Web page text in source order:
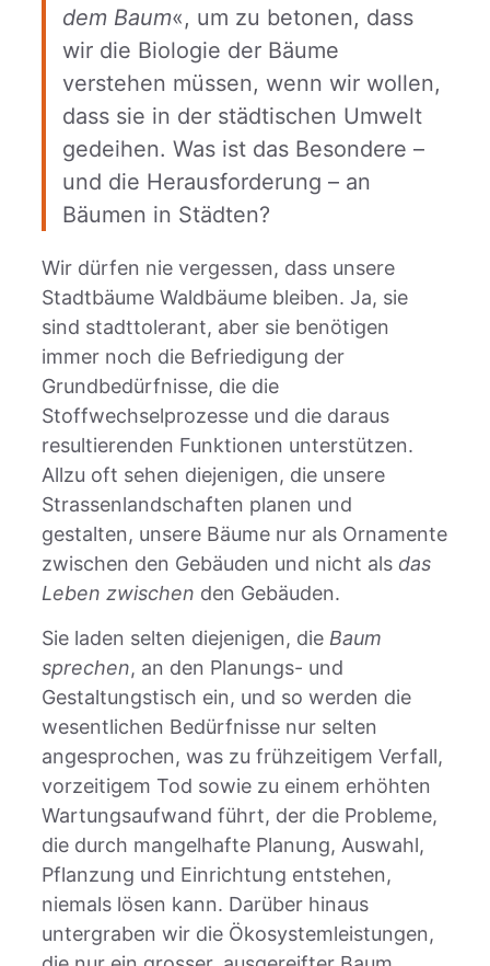
dem Baum«, um zu betonen, dass
wir die Biologie der Bäume
verstehen müssen, wenn wir wollen,
dass sie in der städtischen Umwelt
gedeihen. Was ist das Besondere –
und die Herausforderung – an
Bäumen in Städten?
Wir dürfen nie vergessen, dass unsere
Stadtbäume Waldbäume bleiben. Ja, sie
sind stadttolerant, aber sie benötigen
immer noch die Befriedigung der
Grundbedürfnisse, die die
Stoffwechselprozesse und die daraus
resultierenden Funktionen unterstützen.
Allzu oft sehen diejenigen, die unsere
Strassenlandschaften planen und
gestalten, unsere Bäume nur als Ornamente
zwischen den Gebäuden und nicht als das
Leben zwischen den Gebäuden.
Sie laden selten diejenigen, die Baum
sprechen, an den Planungs- und
Gestaltungstisch ein, und so werden die
wesentlichen Bedürfnisse nur selten
angesprochen, was zu frühzeitigem Verfall,
vorzeitigem Tod sowie zu einem erhöhten
Wartungsaufwand führt, der die Probleme,
die durch mangelhafte Planung, Auswahl,
Pflanzung und Einrichtung entstehen,
niemals lösen kann. Darüber hinaus
untergraben wir die Ökosystemleistungen,